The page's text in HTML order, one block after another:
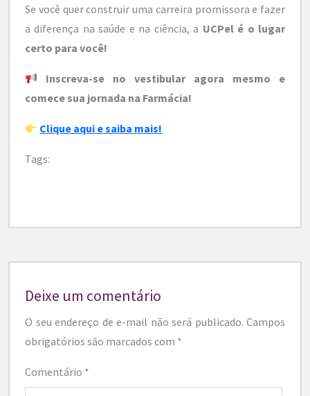
Se você quer construir uma carreira promissora e fazer
a diferença na saúde e na ciência, a UCPel é o lugar
certo para você!
Inscreva-se no vestibular agora mesmo e
comece sua jornada na Farmácia!
Clique aqui e saiba mais!
Tags:
Deixe um comentário
O seu endereço de e-mail não será publicado. Campos
obrigatórios são marcados com *
Comentário *